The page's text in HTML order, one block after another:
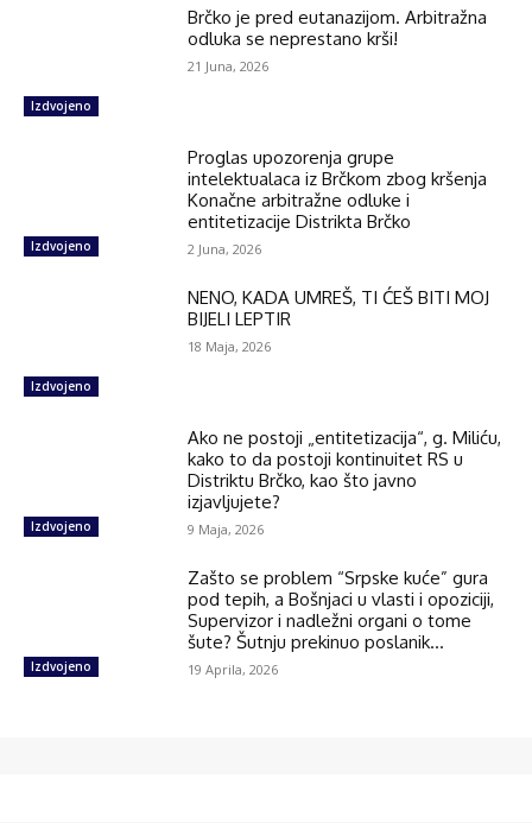
Izdvojeno
Brčko je pred eutanazijom. Arbitražna
odluka se neprestano krši!
21 Juna, 2026
Izdvojeno
Proglas upozorenja grupe
intelektualaca iz Brčkom zbog kršenja
Konačne arbitražne odluke i
entitetizacije Distrikta Brčko
2 Juna, 2026
Izdvojeno
NENO, KADA UMREŠ, TI ĆEŠ BITI MOJ
BIJELI LEPTIR
18 Maja, 2026
Izdvojeno
Ako ne postoji „entitetizacija“, g. Miliću,
kako to da postoji kontinuitet RS u
Distriktu Brčko, kao što javno
izjavljujete?
9 Maja, 2026
Izdvojeno
Zašto se problem “Srpske kuće” gura
pod tepih, a Bošnjaci u vlasti i opoziciji,
Supervizor i nadležni organi o tome
šute? Šutnju prekinuo poslanik...
19 Aprila, 2026